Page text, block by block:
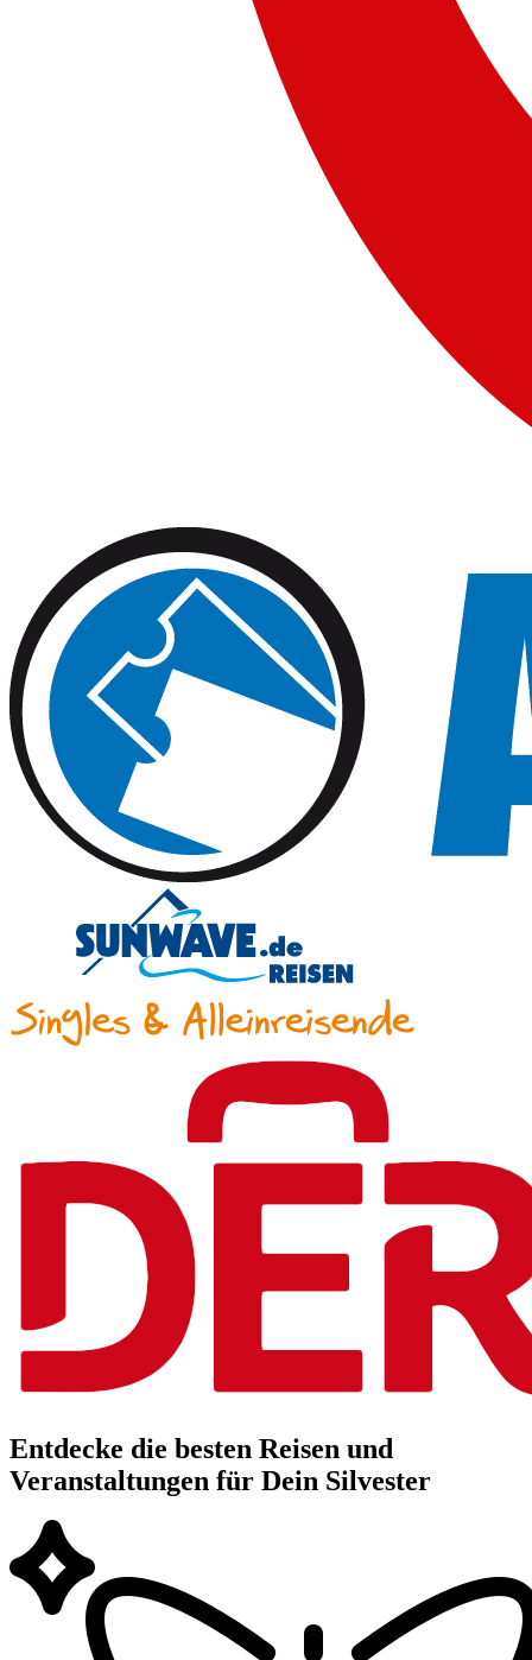
Entdecke die besten Reisen und
Veranstaltungen für Dein Silvester